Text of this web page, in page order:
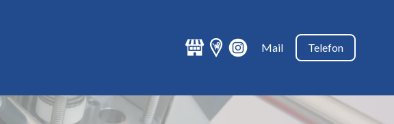
Mail Telefon